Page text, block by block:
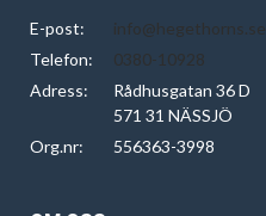
E-post:
info@hegethorns.se
Telefon:
0380-10928
Adress:
Rådhusgatan 36 D
571 31 NÄSSJÖ
Org.nr:
556363-3998